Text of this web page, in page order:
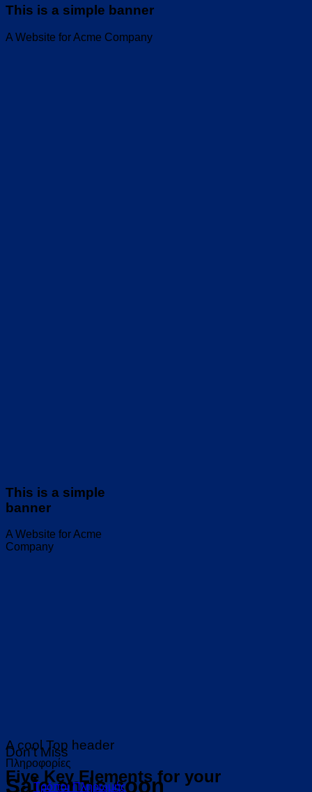
This is a simple banner
A Website for Acme Company
This is a simple
banner
A Website for Acme
Company
A cool Top header
Five Key Elements for your
Don’t Miss
Sale ends soon
Πληροφορίες
Τρόποι Πληρωμής